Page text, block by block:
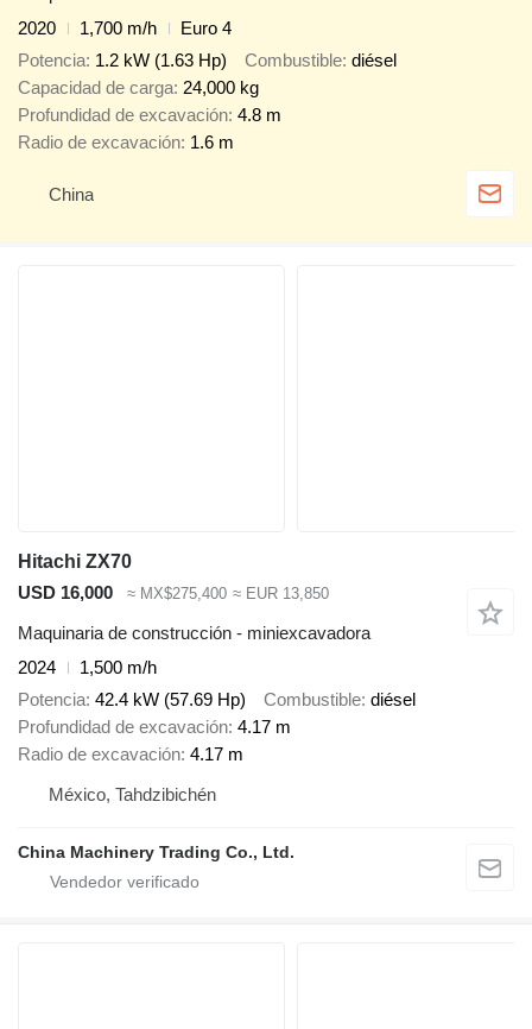
2020
1,700 m/h
Euro 4
Potencia 1.2 kW (1.63 Hp) Combustible diésel
Capacidad de carga 24,000 kg
Profundidad de excavación 4.8 m
Radio de excavación 1.6 m
China
Hitachi ZX70
USD 16,000
≈ MX$275,400 ≈ EUR 13,850
Maquinaria de construcción - miniexcavadora
2024
1,500 m/h
Potencia 42.4 kW (57.69 Hp) Combustible diésel
Profundidad de excavación 4.17 m
Radio de excavación 4.17 m
México, Tahdzibichén
China Machinery Trading Co., Ltd.